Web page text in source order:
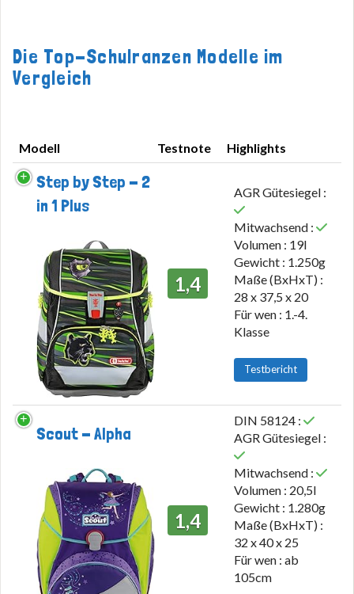
Die Top-Schulranzen Modelle im
Vergleich
Modell Testnote
Highlights
Modell
Step by Step - 2
in 1 Plus
1,4
AGR Gütesiegel :
Mitwachsend :
Volumen : 19l
Gewicht : 1.250g
Maße (BxHxT) :
28 x 37,5 x 20
Für wen : 1.-4.
Klasse
Testbericht
Scout - Alpha
1,4
DIN 58124 :
AGR Gütesiegel :
Mitwachsend :
Volumen : 20,5l
Gewicht : 1.280g
Maße (BxHxT) :
32 x 40 x 25
Für wen : ab
105cm